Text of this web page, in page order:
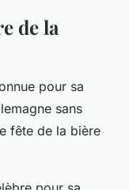
de la
pour sa
sans
fête de la bière